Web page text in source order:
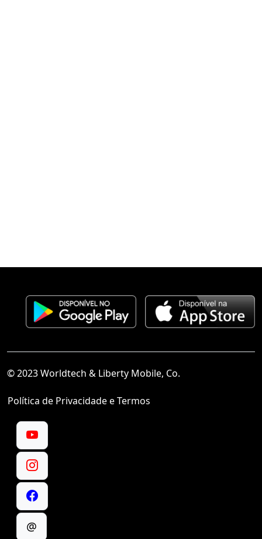
© 2023 Worldtech & Liberty Mobile, Co.
Política de Privacidade e Termos
@